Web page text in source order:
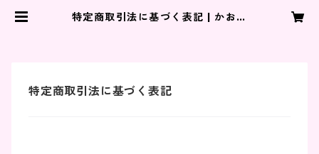
特定商取引法に基づく表記 | かおゆ
特定商取引法に基づく表記